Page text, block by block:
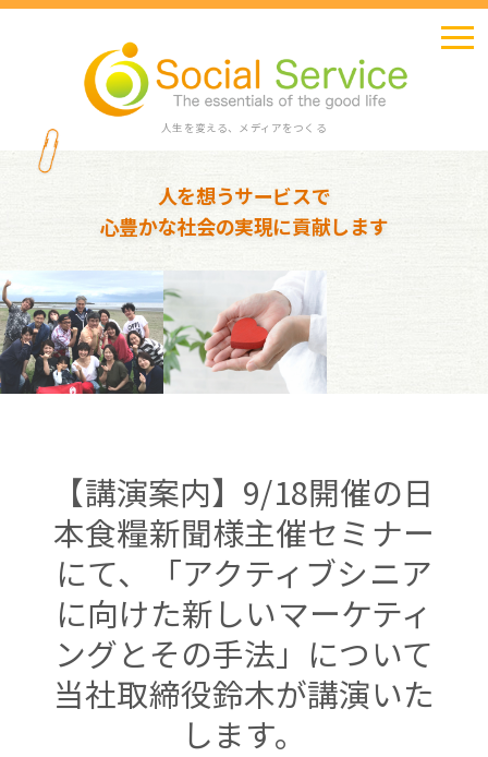
人生を変える、メディアをつくる
人を想うサービスで
心豊かな社会の実現に貢献します
【講演案内】9/18開催の日
本食糧新聞様主催セミナー
にて、「アクティブシニア
に向けた新しいマーケティ
ングとその手法」について
当社取締役鈴木が講演いた
します。